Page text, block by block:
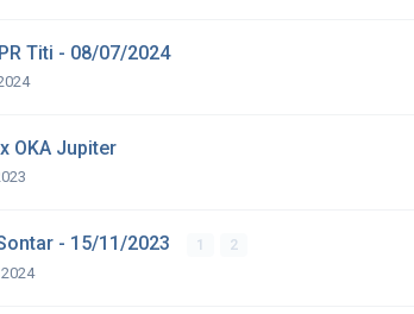
Titi - 08/07/2024
OKA Jupiter
- 15/11/2023 1 2